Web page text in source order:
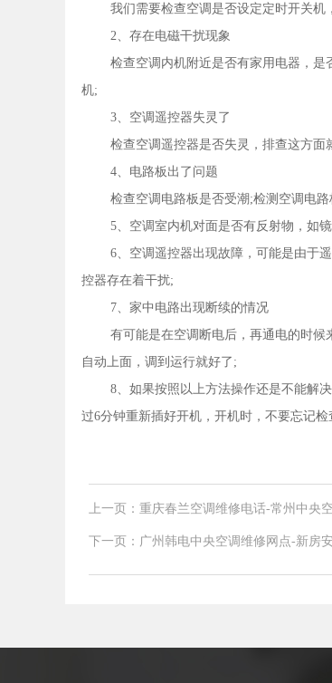
我们需要检查空调是否设定定时开关
2、存在电磁干扰现象
检查空调内机附近是否有家用电器，
机;
3、空调遥控器失灵了
检查空调遥控器是否失灵，排查这方
4、电路板出了问题
检查空调电路板是否受潮;检测空调电
5、空调室内机对面是否有反射物，如
6、空调遥控器出现故障，可能是由于
控器存在着干扰;
7、家中电路出现断续的情况
有可能是在空调断电后，再通电的时
自动上面，调到运行就好了;
8、如果按照以上方法操作还是不能解
过6分钟重新插好开机，开机时，不要忘记
上一页：重庆春兰空调维修电话-常州中央
下一页：广州韩电中央空调维修网点-新房